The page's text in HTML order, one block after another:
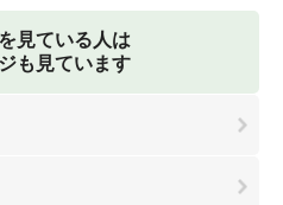
見ている人は
も見ています